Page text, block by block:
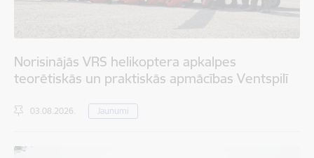
Norisinājās VRS helikoptera apkalpes
teorētiskās un praktiskās apmācības Ventspilī
03.08.2026. Jaunumi